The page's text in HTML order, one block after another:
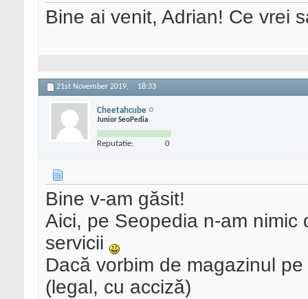
Bine ai venit, Adrian! Ce vrei
21st November 2019, 18:33
Cheetahcube
Junior SeoPedia
Reputatie: 0
Bine v-am găsit!
Aici, pe Seopedia n-am
servicii
Dacă vorbim de magazinul
(legal, cu acciză)